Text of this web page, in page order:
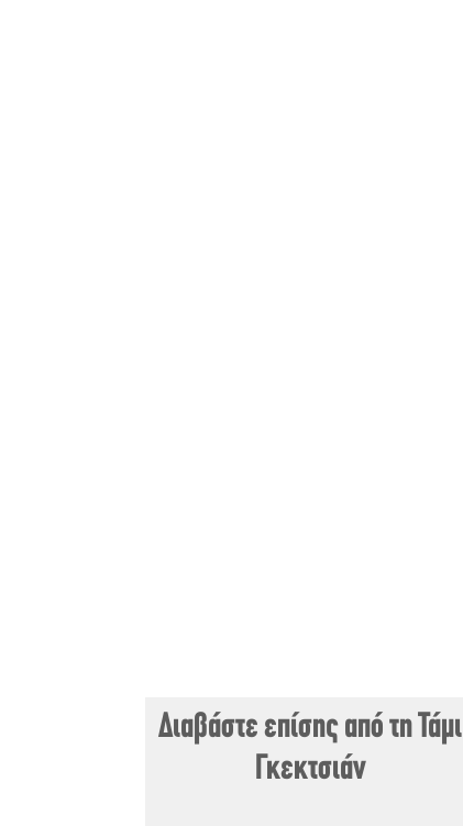
Διαβάστε επίσης από τη Τάμι
Γκεκτσιάν